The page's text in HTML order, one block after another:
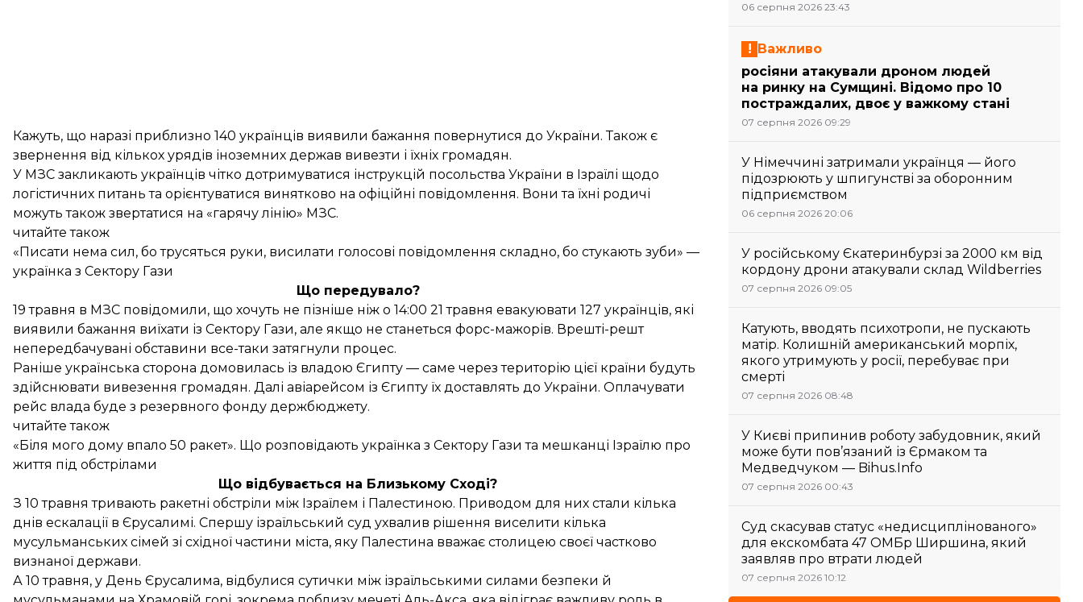
Кажуть, що наразі приблизно 140 українців виявили бажання повернутися до України. Також є
звернення від кількох урядів іноземних держав вивезти і їхніх громадян.
У МЗС закликають українців чітко дотримуватися інструкцій посольства України в Ізраїлі щодо
логістичних питань та орієнтуватися винятково на офіційні повідомлення. Вони та їхні родичі
можуть також звертатися на «гарячу лінію» МЗС.
читайте також
«Писати нема сил, бо трусяться руки, висилати голосові повідомлення складно, бо стукають зуби» —
українка з Сектору Гази
Що передувало?
19 травня в МЗС повідомили, що хочуть не пізніше ніж о 14:00 21 травня евакуювати 127 українців, які
виявили бажання виїхати із Сектору Гази, але якщо не станеться форс-мажорів. Врешті-решт
непередбачувані обставини все-таки затягнули процес.
Раніше українська сторона домовилась із владою Єгипту — саме через територію цієї країни будуть
здійснювати вивезення громадян. Далі авіарейсом із Єгипту їх доставлять до України. Оплачувати
рейс влада буде з резервного фонду держбюджету.
читайте також
«Біля мого дому впало 50 ракет». Що розповідають українка з Сектору Гази та мешканці Ізраїлю про
життя під обстрілами
Що відбувається на Близькому Сході?
З 10 травнятривають ракетні обстріли між Ізраїлем і Палестиною. Приводом для них стали кілька
днів ескалації в Єрусалимі. Спершу ізраїльський суд ухвалив рішення виселити кілька
мусульманських сімей зі східної частини міста, яку Палестина вважає столицею своєї частково
визнаної держави.
А 10 травня, у День Єрусалима, відбулися сутички між ізраїльськими силами безпеки й
06 серпня 2026 23:43
Важливо
росіяни атакували дроном людей
на ринку на Сумщині. Відомо про 10
постраждалих, двоє у важкому стані
07 серпня 2026 09:29
У Німеччині затримали українця — його
підозрюють у шпигунстві за оборонним
підприємством
06 серпня 2026 20:06
У російському Єкатеринбурзі за 2000 км від
кордону дрони атакували склад Wildberries
07 серпня 2026 09:05
Катують, вводять психотропи, не пускають
матір. Колишній американський морпіх,
якого утримують у росії, перебуває при
смерті
07 серпня 2026 08:48
У Києві припинив роботу забудовник, який
може бути пов’язаний із Єрмаком та
Медведчуком — Bihus.Info
07 серпня 2026 00:43
Суд скасував статус «недисциплінованого»
для екскомбата 47 ОМБр Ширшина, який
заявляв про втрати людей
07 серпня 2026 10:12